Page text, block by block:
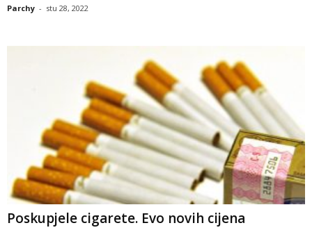
Parchy - stu 28, 2022
Poskupjele cigarete. Evo novih cijena